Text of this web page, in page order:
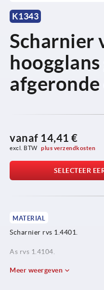
K1343
Scharnier
vanaf 14,41 €
excl. BTW plus verzendkosten
SELECTEER
MATERIAL
Scharnier rvs 1.4401.
As rvs 1.4104.
Meer weergeven